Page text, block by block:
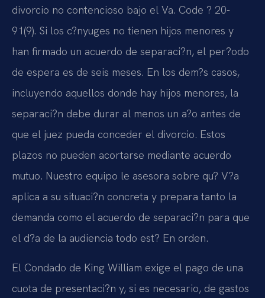
divorcio no contencioso bajo el Va. Code ? 20-
91(9). Si los c?nyuges no tienen hijos menores y
han firmado un acuerdo de separaci?n, el per?odo
de espera es de seis meses. En los dem?s casos,
incluyendo aquellos donde hay hijos menores, la
separaci?n debe durar al menos un a?o antes de
que el juez pueda conceder el divorcio. Estos
plazos no pueden acortarse mediante acuerdo
mutuo. Nuestro equipo le asesora sobre qu? V?a
aplica a su situaci?n concreta y prepara tanto la
demanda como el acuerdo de separaci?n para que
el d?a de la audiencia todo est? En orden.
El Condado de King William exige el pago de una
cuota de presentaci?n y, si es necesario, de gastos